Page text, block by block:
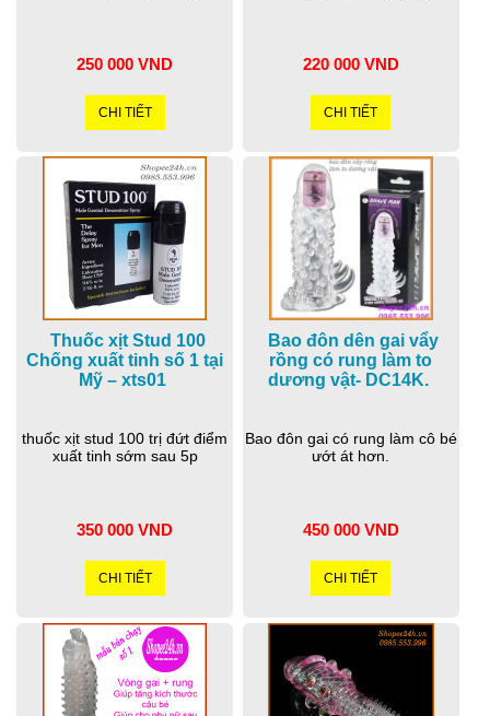
250 000 VND
CHI TIẾT
220 000 VND
CHI TIẾT
Thuốc xịt Stud 100
Chống xuất tinh số 1 tại
Mỹ – xts01
thuốc xịt stud 100 trị đứt điểm
xuất tinh sớm sau 5p
350 000 VND
CHI TIẾT
Bao đôn dên gai vẩy
rồng có rung làm to
dương vật- DC14K.
Bao đôn gai có rung làm cô bé
ướt át hơn.
450 000 VND
CHI TIẾT